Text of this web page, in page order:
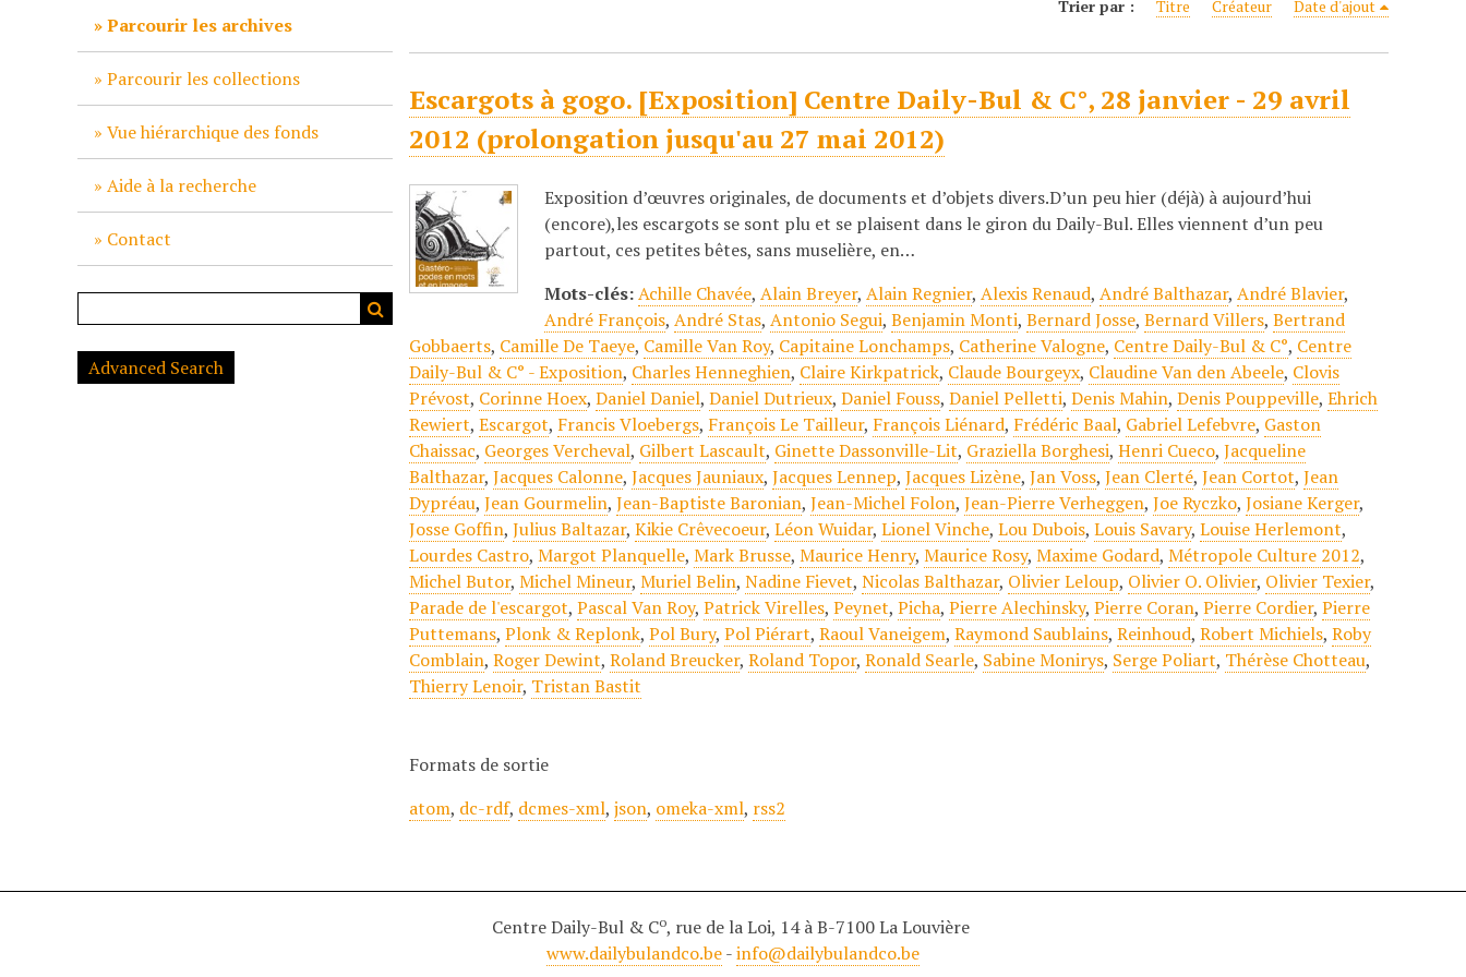
Parcourir les archives
Parcourir les collections
Vue hiérarchique des fonds
Aide à la recherche
Contact
Advanced Search
Trier par : Titre Créateur Date d'ajout
Escargots à gogo. [Exposition] Centre Daily-Bul & C°, 28 janvier - 29 avril
2012 (prolongation jusqu'au 27 mai 2012)
Exposition d’œuvres originales, de documents et d’objets divers.D’un peu hier (déjà) à aujourd’hui
(encore),les escargots se sont plu et se plaisent dans le giron du Daily-Bul. Elles viennent d’un peu
partout, ces petites bêtes, sans muselière, en…
Mots-clés:Achille Chavée,Alain Breyer,Alain Regnier,Alexis Renaud,André Balthazar,André Blavier,
André François,André Stas,Antonio Segui,Benjamin Monti,Bernard Josse,Bernard Villers,Bertrand
Gobbaerts, Camille De Taeye, Camille Van Roy, Capitaine Lonchamps, Catherine Valogne, Centre Daily-Bul & C°, Centre
Daily-Bul & C° - Exposition, Charles Henneghien, Claire Kirkpatrick, Claude Bourgeyx, Claudine Van den Abeele, Clovis
Prévost, Corinne Hoex,Daniel Daniel,Daniel Dutrieux,Daniel Fouss,Daniel Pelletti,Denis Mahin,Denis Pouppeville,Ehrich
Rewiert,Escargot, Francis Vloebergs, François Le Tailleur, François Liénard, Frédéric Baal, Gabriel Lefebvre, Gaston
Chaissac, Georges Vercheval, Gilbert Lascault, Ginette Dassonville-Lit, Graziella Borghesi,Henri Cueco,Jacqueline
Balthazar,Jacques Calonne,Jacques Jauniaux,Jacques Lennep,Jacques Lizène,Jan Voss,Jean Clerté,Jean Cortot,Jean
Dypréau,Jean Gourmelin,Jean-Baptiste Baronian,Jean-Michel Folon,Jean-Pierre Verheggen,Joe Ryczko,Josiane Kerger,
Josse Goffin,Julius Baltazar,Kikie Crêvecoeur,Léon Wuidar,Lionel Vinche,Lou Dubois,Louis Savary,Louise Herlemont,
Lourdes Castro,Margot Planquelle,Mark Brusse,Maurice Henry,Maurice Rosy,Maxime Godard,Métropole Culture 2012,
Michel Butor,Michel Mineur,Muriel Belin,Nadine Fievet,Nicolas Balthazar, Olivier Leloup, Olivier O. Olivier, Olivier Texier,
Parade de l'escargot,Pascal Van Roy,Patrick Virelles,Peynet,Picha,Pierre Alechinsky,Pierre Coran,Pierre Cordier,Pierre
Puttemans,Plonk & Replonk,Pol Bury,Pol Piérart,Raoul Vaneigem,Raymond Saublains,Reinhoud,Robert Michiels,Roby
Comblain,Roger Dewint,Roland Breucker,Roland Topor,Ronald Searle, Sabine Monirys, Serge Poliart, Thérèse Chotteau,
Thierry Lenoir, Tristan Bastit
Formats de sortie
atom, dc-rdf, dcmes-xml,json, omeka-xml, rss2
Centre Daily-Bul & Co, rue de la Loi, 14 à B-7100 La Louvière
www.dailybulandco.be-info@dailybulandco.be